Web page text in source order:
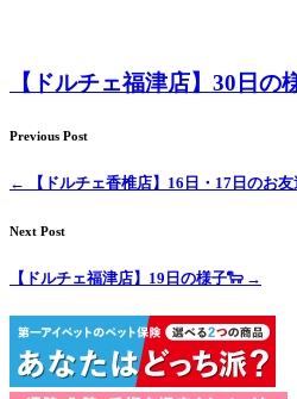
【ドルチェ福津店】30日の
Previous Post
← 【ドルチェ香椎店】16日・17日のお
Next Post
【ドルチェ福津店】19日の様子🐑 →